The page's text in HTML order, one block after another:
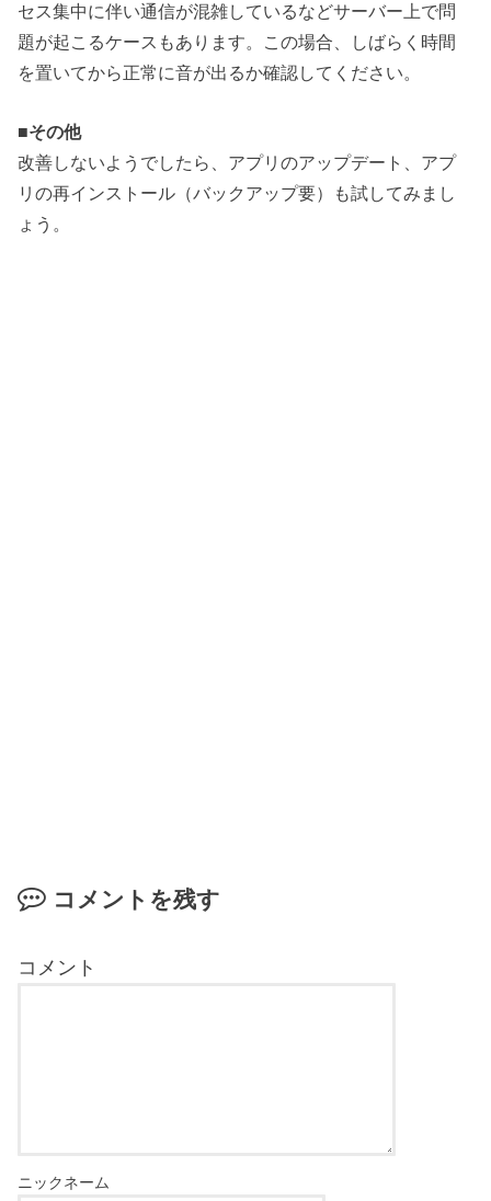
セス集中に伴い通信が混雑しているなどサーバー上で問
題が起こるケースもあります。この場合、しばらく時間
を置いてから正常に音が出るか確認してください。
■その他
改善しないようでしたら、アプリのアップデート、アプ
リの再インストール（バックアップ要）も試してみまし
ょう。
コメントを残す